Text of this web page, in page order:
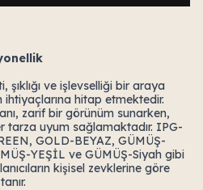
şıklığı ve işlevselliği bir araya
ihtiyaçlarına hitap etmektedir.
zarif bir görünüm sunarken,
tarza uyum sağlamaktadır. IPG-
GOLD-BEYAZ, GÜMÜŞ-
YEŞİL ve GÜMÜŞ-Siyah gibi
kişisel zevklerine göre